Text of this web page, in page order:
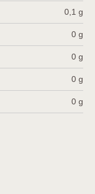
0,1 g
0 g
0 g
0 g
0 g